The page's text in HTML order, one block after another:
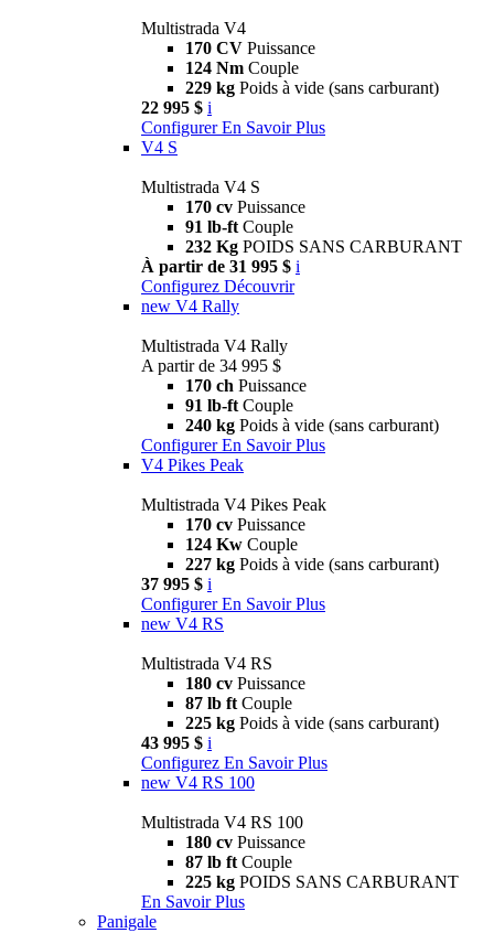
Multistrada V4
170 CV Puissance
124 Nm Couple
229 kg Poids à vide (sans carburant)
22 995 $ i
Configurer En Savoir Plus
V4 S
Multistrada V4 S
170 cv Puissance
91 lb-ft Couple
232 Kg POIDS SANS CARBURANT
À partir de 31 995 $ i
Configurez Découvrir
new V4 Rally
Multistrada V4 Rally
A partir de 34 995 $
170 ch Puissance
91 lb-ft Couple
240 kg Poids à vide (sans carburant)
Configurer En Savoir Plus
V4 Pikes Peak
Multistrada V4 Pikes Peak
170 cv Puissance
124 Kw Couple
227 kg Poids à vide (sans carburant)
37 995 $ i
Configurer En Savoir Plus
new V4 RS
Multistrada V4 RS
180 cv Puissance
87 lb ft Couple
225 kg Poids à vide (sans carburant)
43 995 $ i
Configurez En Savoir Plus
new V4 RS 100
Multistrada V4 RS 100
180 cv Puissance
87 lb ft Couple
225 kg POIDS SANS CARBURANT
En Savoir Plus
Panigale